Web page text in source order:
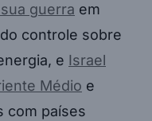
guerra em
controle sobre
e Israel
Médio e
com países